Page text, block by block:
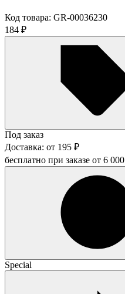
Код товара: GR-00036230
184 ₽
Под заказ
Доставка: от 195 ₽
бесплатно при заказе от 6 000
Special